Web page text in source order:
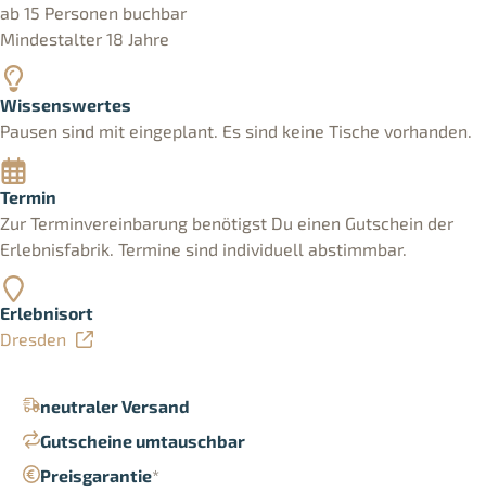
neutraler Versand
Gutscheine umtauschbar
Preisgarantie*
ab 15 Personen buchbar
Mindestalter 18 Jahre
Wissenswertes
Pausen sind mit eingeplant. Es sind keine Tische vorhanden.
Termin
Zur Terminvereinbarung benötigst Du einen Gutschein der
Erlebnisfabrik. Termine sind individuell abstimmbar.
Erlebnisort
Dresden